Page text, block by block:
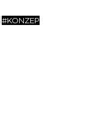
#KONZEP